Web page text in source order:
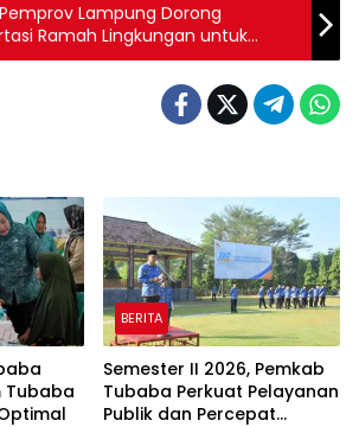
Lampung Dorong
Ramah Lingkungan untuk
Udara Lebih Bersih
Tubaba
BERITA
Semester II 2026, Pemkab
Tubaba Perkuat Pelayanan
Publik dan Percepat